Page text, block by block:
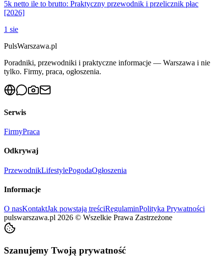
5k netto ile to brutto: Praktyczny przewodnik i przelicznik płac
[2026]
1 sie
PulsWarszawa.pl
Poradniki, przewodniki i praktyczne informacje — Warszawa i nie
tylko. Firmy, praca, ogłoszenia.
Serwis
FirmyPraca
Odkrywaj
PrzewodnikLifestylePogodaOgłoszenia
Informacje
O nasKontaktJak powstają treściRegulaminPolityka Prywatności
pulswarszawa.pl 2026 © Wszelkie Prawa Zastrzeżone
Szanujemy Twoją prywatność